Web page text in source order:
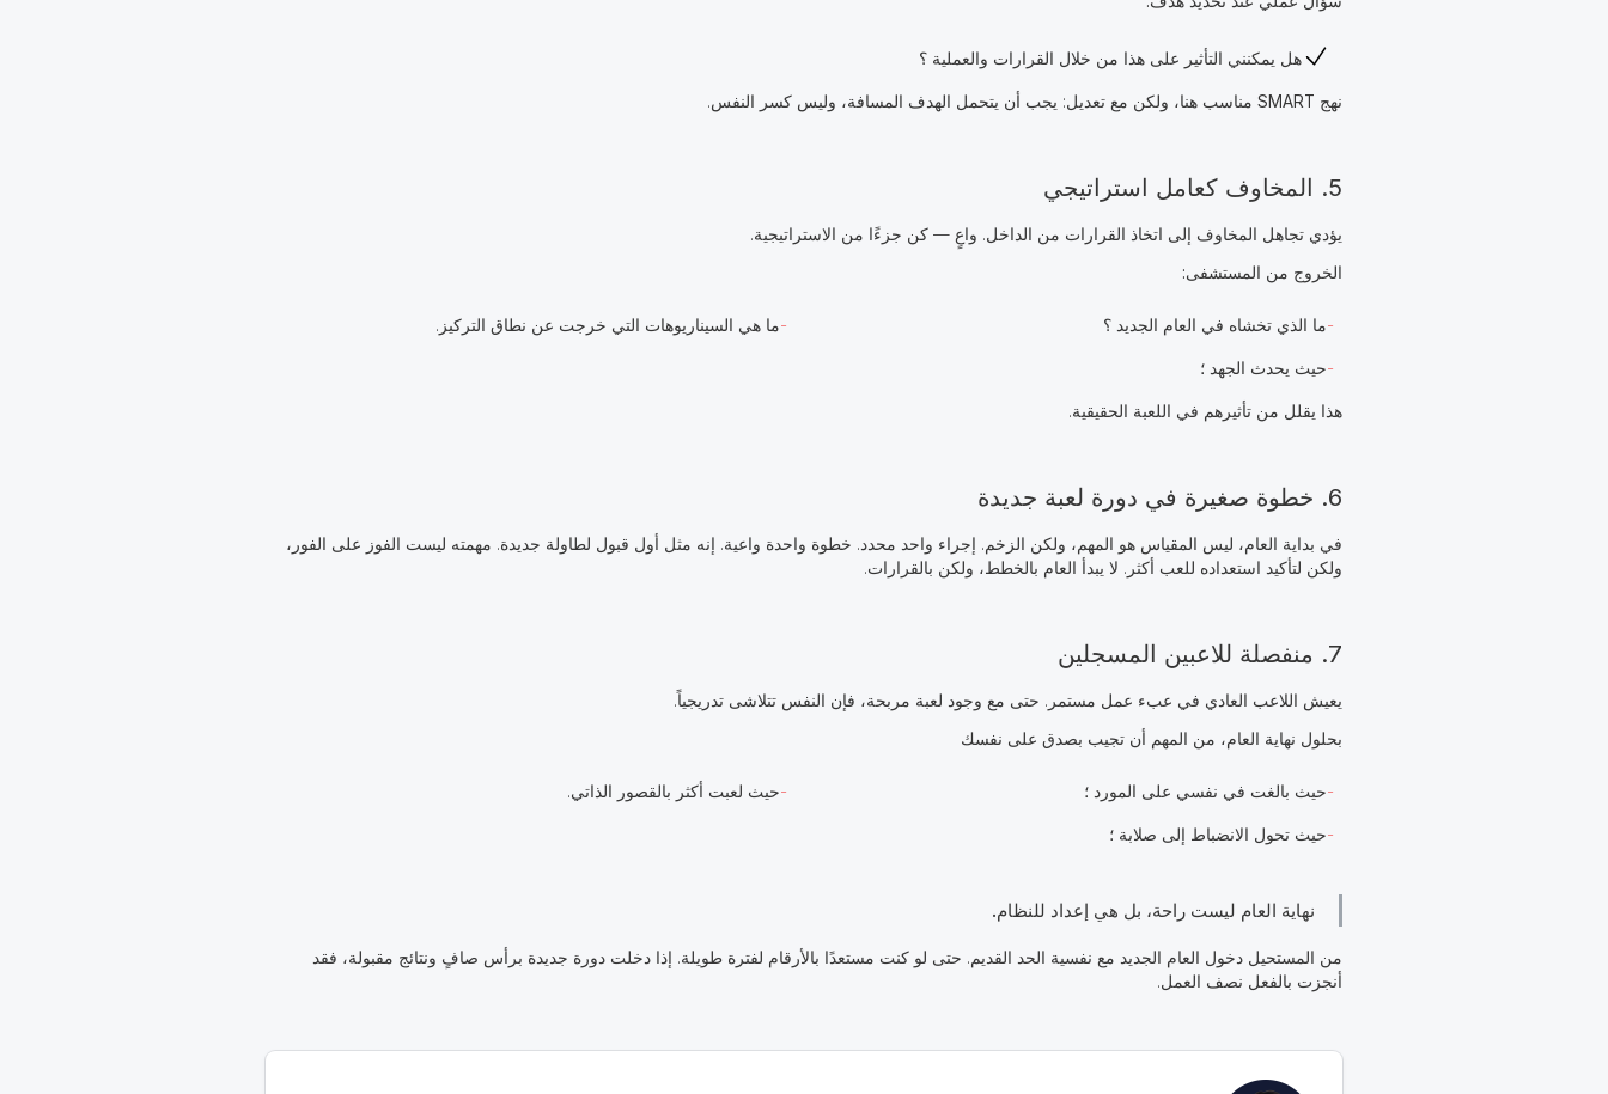
هل يمكنني التأثير على هذا من خلال القرارات والعملية ؟
نهج مناسب هنا، ولكن مع تعديل: يجب أن يتحمل الهدف المسافة، وليس كسر النفس.
5. المخاوف كعامل استراتيجي
يؤدي تجاهل المخاوف إلى اتخاذ القرارات من الداخل. واعٍ — كن جزءًا من الاستراتيجية.
الخروج من المستشفى:
ما الذي تخشاه في العام الجديد ؟
حيث يحدث الجهد ؛
ما هي السيناريوهات التي خرجت عن نطاق التركيز.
هذا يقلل من تأثيرهم في اللعبة الحقيقية.
6. خطوة صغيرة في دورة لعبة جديدة
في بداية العام، ليس المقياس هو المهم، ولكن الزخم. إجراء واحد محدد. خطوة واحدة واعية. إنه مثل أول قبول لطاولة جديدة. مهمته ليست الفوز على الفور،
ولكن لتأكيد استعداده للعب أكثر. لا يبدأ العام بالخطط، ولكن بالقرارات.
7. منفصلة للاعبين المسجلين
يعيش اللاعب العادي في عبء عمل مستمر. حتى مع وجود لعبة مربحة، فإن النفس تتلاشى تدريجياً.
بحلول نهاية العام، من المهم أن تجيب بصدق على نفسك
حيث بالغت في نفسي على المورد ؛
حيث تحول الانضباط إلى صلابة ؛
حيث لعبت أكثر بالقصور الذاتي.
نهاية العام ليست راحة، بل هي إعداد للنظام.
من المستحيل دخول العام الجديد مع نفسية الحد القديم. حتى لو كنت مستعدًا بالأرقام لفترة طويلة. إذا دخلت دورة جديدة برأس صافٍ ونتائج مقبولة، فقد
أنجزت بالفعل نصف العمل.